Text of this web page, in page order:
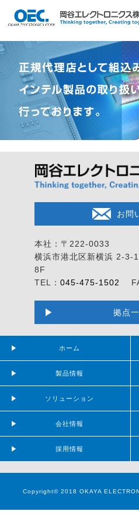
お問
本社：〒222-0033
横浜市港北区新横浜 2-3-
8F
TEL： 045-475-1502
拠点
ホーム
製品情報
ソリューション
会社情報
採用情報
Copyright© 2018 OKAYA